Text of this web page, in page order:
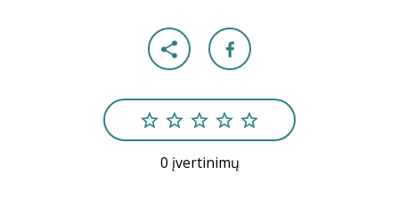
0 įvertinimų